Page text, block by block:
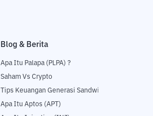
Blog & Berita
Apa Itu Palapa (PLPA) ?
Saham Vs Crypto
Tips Keuangan Generasi Sandwich
Apa Itu Aptos (APT)